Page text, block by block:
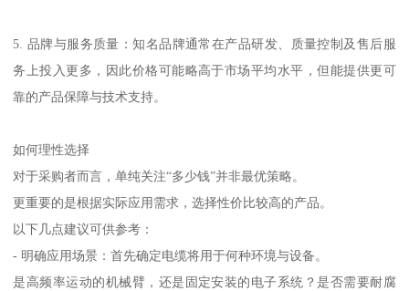
5. 品牌与服务质量：知名品牌通常在产品研发、质量控制及售后服
务上投入更多，因此价格可能略高于市场平均水平，但能提供更可
靠的产品保障与技术支持。
如何理性选择
对于采购者而言，单纯关注“多少钱”并非最优策略。
更重要的是根据实际应用需求，选择性价比较高的产品。
以下几点建议可供参考：
- 明确应用场景：首先确定电缆将用于何种环境与设备。
是高频率运动的机械臂，还是固定安装的电子系统？是否需要耐腐